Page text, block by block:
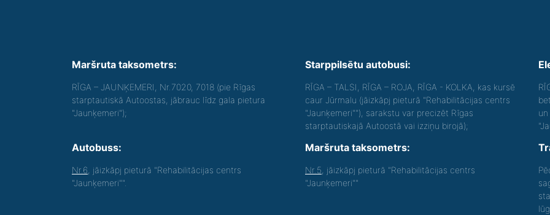
Maršruta taksometrs:
RĪGA – JAUNĶEMERI, Nr.7020, 7018 (pie Rīgas
starptautiskā Autoostas, jābrauc līdz gala pietura
"Jaunķemeri");
Starppilsētu autobusi:
RĪGA – TALSI, RĪGA – ROJA, RĪGA - KOLKA, kas kursē
caur Jūrmalu (jāizkāpj pieturā "Rehabilitācijas centrs
"Jaunķemeri""), sarakstu var precizēt Rīgas
starptautiskajā Autoostā vai izziņu birojā);
Autobuss:
Nr.6 , jāizkāpj pieturā "Rehabilitācijas centrs
"Jaunķemeri"".
Maršruta taksometrs:
Nr.5 , jāizkāpj pieturā "Rehabilitācijas centrs
"Jaunķemeri""